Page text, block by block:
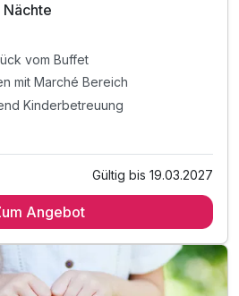
vom Buffet
mit Marché Bereich
Kinderbetreuung
vom Buffet
Kinderbetreuung
Essenszeiten
Gültig bis 19.03.2027
Angebot